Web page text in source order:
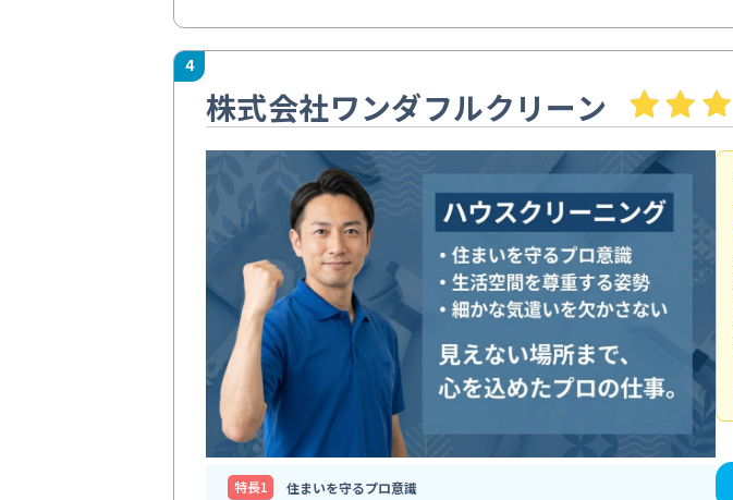
4
株式会社ワンダフルクリーン
特⻑1
住まいを守るプロ意識